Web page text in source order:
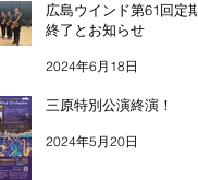
広島ウインド第61回定期
終了とお知らせ
2024年6月18日
三原特別公演終演！
2024年5月20日